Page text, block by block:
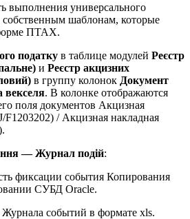
выполнения универсального
шаблонам, которые
ПТАХ.
податку в таблице модулей Реєстр
и Реєстр акцизних
в группу колонок Документ
векселя. В колонке отображаются
поля документов Акцизная
/ Акцизная накладная
— Журнал подій:
фиксации события Копирования
СУБД Oracle.
Журнала событий в формате xls.